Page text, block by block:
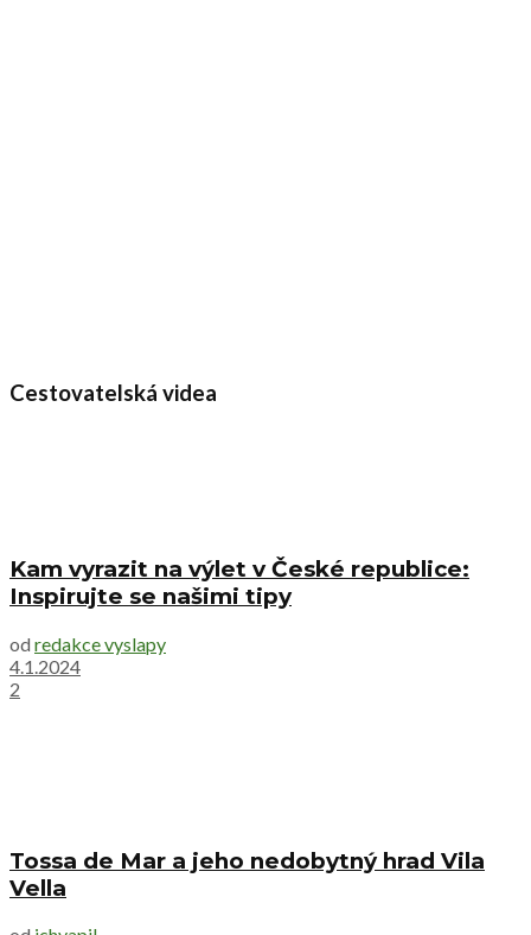
Cestovatelská videa
Kam vyrazit na výlet v České republice:
Inspirujte se našimi tipy
od redakce vyslapy
4.1.2024
2
Tossa de Mar a jeho nedobytný hrad Vila
Vella